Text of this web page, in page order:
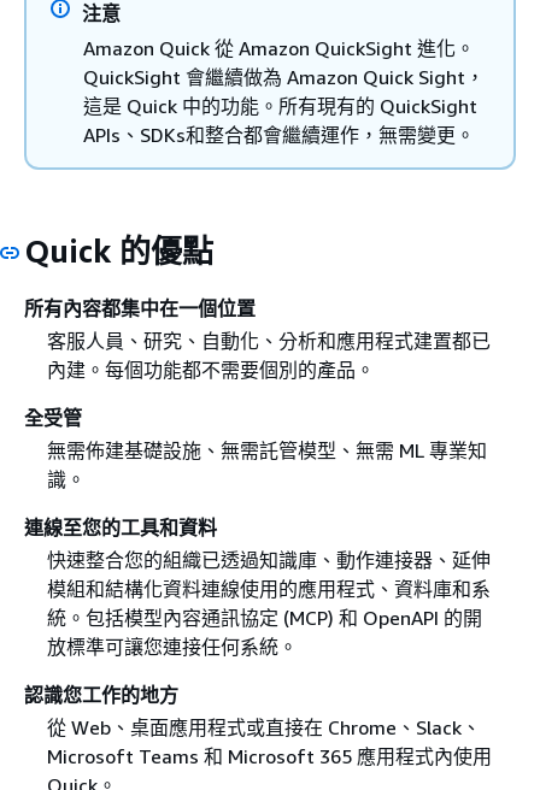
注意
Amazon Quick 從 Amazon QuickSight 進化。
QuickSight 會繼續做為 Amazon Quick Sight，
這是 Quick 中的功能。所有現有的 QuickSight
APIs、SDKs和整合都會繼續運作，無需變更。
Quick 的優點
所有內容都集中在一個位置
客服人員、研究、自動化、分析和應用程式建置都已
內建。每個功能都不需要個別的產品。
全受管
無需佈建基礎設施、無需託管模型、無需 ML 專業知
識。
連線至您的工具和資料
快速整合您的組織已透過知識庫、動作連接器、延伸
模組和結構化資料連線使用的應用程式、資料庫和系
統。包括模型內容通訊協定 (MCP) 和 OpenAPI 的開
放標準可讓您連接任何系統。
認識您工作的地方
從 Web、桌面應用程式或直接在 Chrome、Slack、
Microsoft Teams 和 Microsoft 365 應用程式內使用
Quick。